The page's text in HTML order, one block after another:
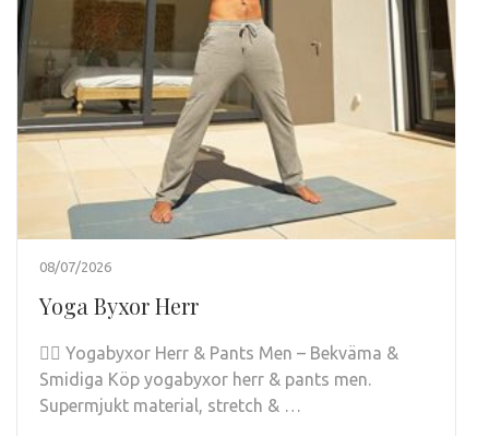
08/07/2026
Yoga Byxor Herr
🧘‍♂️ Yogabyxor Herr & Pants Men – Bekväma &
Smidiga Köp yogabyxor herr & pants men.
Supermjukt material, stretch & …